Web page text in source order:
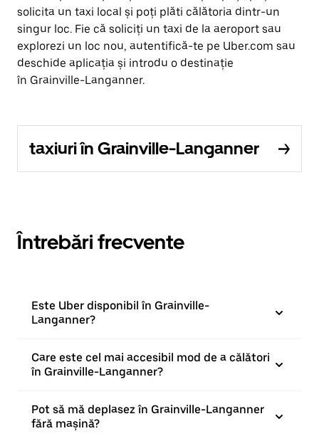
solicita un taxi local și poți plăti călătoria dintr-un
singur loc. Fie că soliciți un taxi de la aeroport sau
explorezi un loc nou, autentifică-te pe Uber.com sau
deschide aplicația și introdu o destinație
în Grainville-Langanner.
taxiuri în Grainville-Langanner
Întrebări frecvente
Este Uber disponibil în Grainville-
Langanner?
Care este cel mai accesibil mod de a călători
în Grainville-Langanner?
Pot să mă deplasez în Grainville-Langanner
fără mașină?